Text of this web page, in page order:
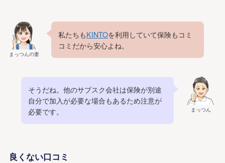
まっつんの妻
私たちもKINTOを利用していて保険もコミ
コミだから安心よね。
まっつん
そうだね。他のサブスク会社は保険が別途
自分で加入が必要な場合もあるため注意が
必要です。
良くない口コミ